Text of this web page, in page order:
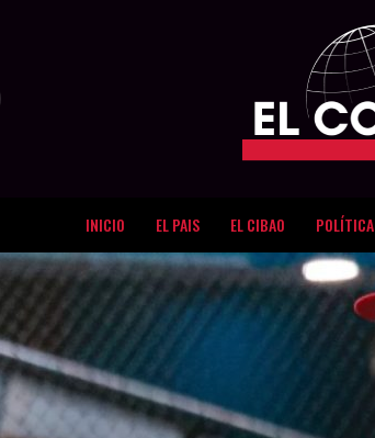
INICIO EL PAIS EL CIBAO POLÍTICA